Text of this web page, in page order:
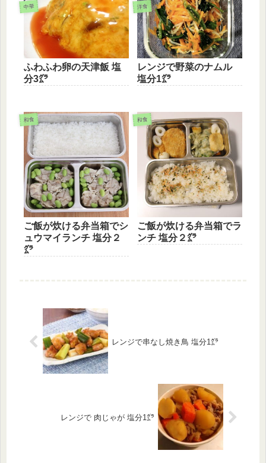
中華
ふわふわ卵の天津飯 塩
分3㌘
洋食
レンジで野菜のナムル
塩分1㌘
和食
ご飯が炊ける弁当箱でシ
ュウマイランチ 塩分２
㌘
和食
ご飯が炊ける弁当箱でラ
ンチ 塩分２㌘
レンジで串なし焼き鳥 塩分1㌘
レンジで 肉じゃが 塩分1㌘